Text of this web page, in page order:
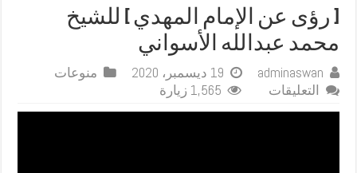
[ رؤى عن الإمام المهدي ] للشيخ
محمد عبدالله الأسواني
adminaswan 19 ديسمبر، 2020
منوعات
التعليقات
1,565 زيارة